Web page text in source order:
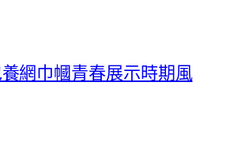
網巾幗青春展示時期風